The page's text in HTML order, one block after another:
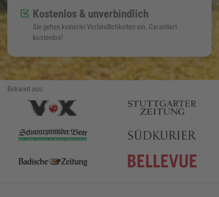
Kostenlos & unverbindlich
Sie gehen keinerlei Verbindlichkeiten ein. Garantiert
kostenlos!
Bekannt aus: